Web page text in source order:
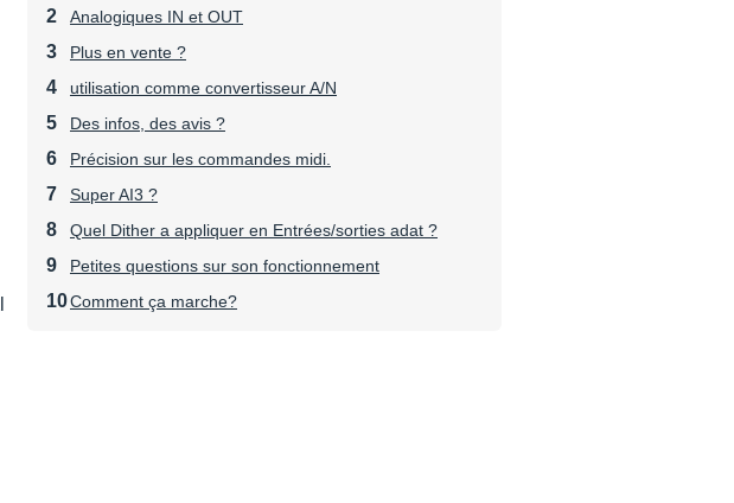
Analogiques IN et OUT
Plus en vente ?
utilisation comme convertisseur A/N
Des infos, des avis ?
Précision sur les commandes midi.
Super AI3 ?
Quel Dither a appliquer en Entrées/sorties adat ?
Petites questions sur son fonctionnement
Comment ça marche?